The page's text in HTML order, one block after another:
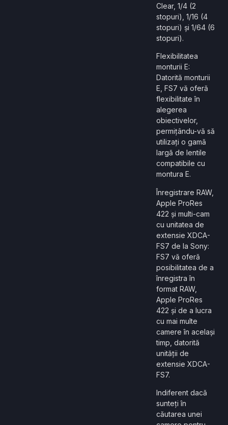
Clear, 1/4 (2
stopuri), 1/16 (4
stopuri) și 1/64 (6
stopuri).
Flexibilitatea
monturii E:
Datorită monturii
E, FS7 vă oferă
flexibilitate în
alegerea
obiectivelor,
permițându-vă să
utilizați o gamă
largă de lentile
compatibile cu
montura E.
Înregistrare RAW,
Apple ProRes
422 și multi-cam
cu unitatea de
extensie XDCA-
FS7 de la Sony:
FS7 vă oferă
posibilitatea de a
înregistra în
format RAW,
Apple ProRes
422 și de a lucra
cu mai multe
camere în același
timp, datorită
unității de
extensie XDCA-
FS7.
Indiferent dacă
sunteți în
căutarea unei